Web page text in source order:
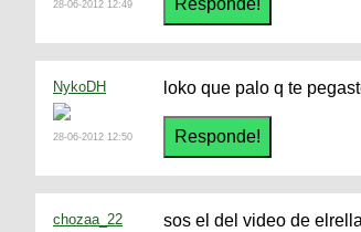
28-06-2012 12:49
NykoDH
28-06-2012 12:50
loko que palo q te
chozaa_22 sos el del video de